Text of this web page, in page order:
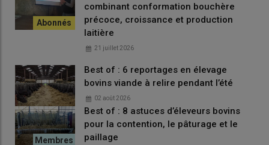
combinant conformation bouchère
précoce, croissance et production
laitière
21 juillet 2026
Best of : 6 reportages en élevage
bovins viande à relire pendant l’été
02 août 2026
Best of : 8 astuces d’éleveurs bovins
pour la contention, le pâturage et le
paillage